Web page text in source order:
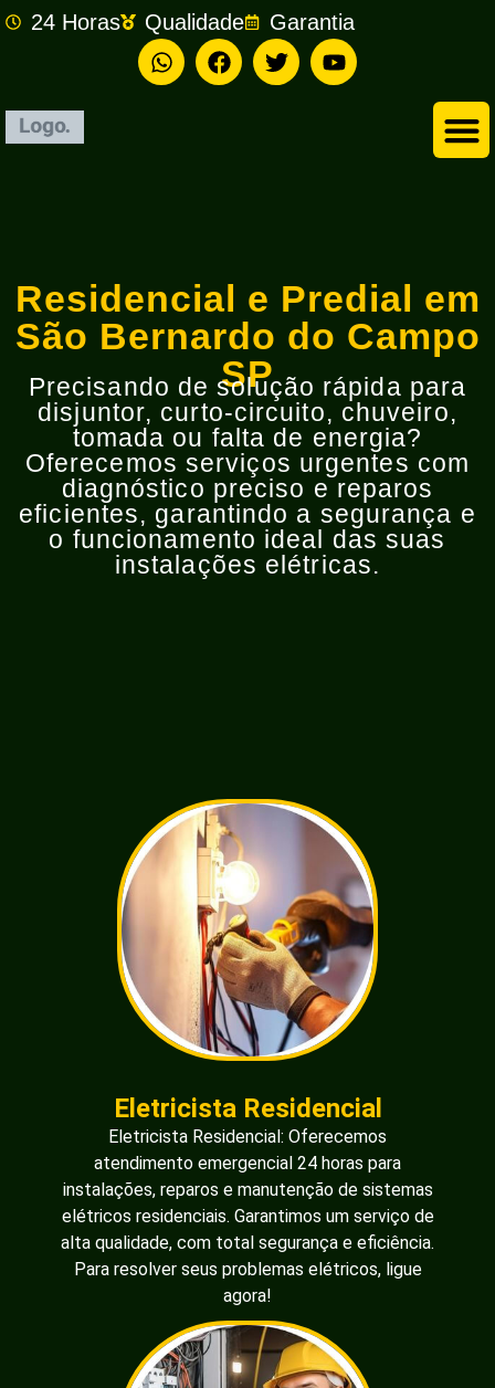
24 Horas Qualidade Garantia
Residencial e Predial em
São Bernardo do Campo
SP
Precisando de solução rápida para
disjuntor, curto-circuito, chuveiro,
tomada ou falta de energia?
Oferecemos serviços urgentes com
diagnóstico preciso e reparos
eficientes, garantindo a segurança e
o funcionamento ideal das suas
instalações elétricas.
Eletricista Residencial
Eletricista Residencial: Oferecemos
atendimento emergencial 24 horas para
instalações, reparos e manutenção de sistemas
elétricos residenciais. Garantimos um serviço de
alta qualidade, com total segurança e eficiência.
Para resolver seus problemas elétricos, ligue
agora!